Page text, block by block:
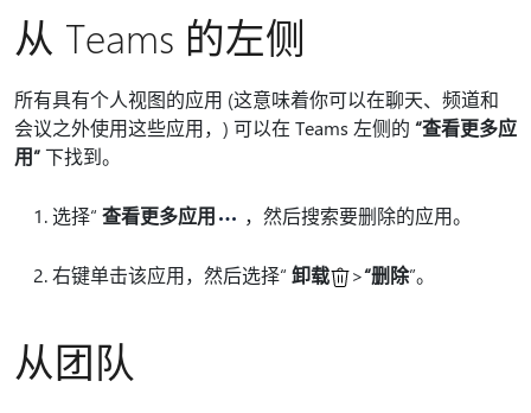
从 Teams 的左侧
所有具有个人视图的应用 (这意味着你可以在聊天、频道和
会议之外使用这些应用，) 可以在 Teams 左侧的 “查看更多应
用”下找到。
选择“ 查看更多应用 ，然后搜索要删除的应用。
右键单击该应用，然后选择“ 卸载 >“删除”。
从团队